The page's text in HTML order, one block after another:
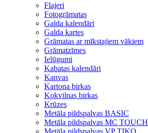
Flajeri
Fotogrāmatas
Galda kalendāri
Galda kartes
Grāmatas ar mīkstajiem vākiem
Grāmatzīmes
Ielūgumi
Kabatas kalendāri
Kanvas
Kartona birkas
Kokvilnas birkas
Krūzes
Metāla pildspalvas BASIC
Metāla pildspalvas MC TOUCH
Metāla pildspalvas VP TIKO